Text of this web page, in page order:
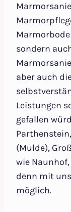
sondern
aber auch
Leistungen
gefallen
(Mulde),
wie
denn mit
möglich.